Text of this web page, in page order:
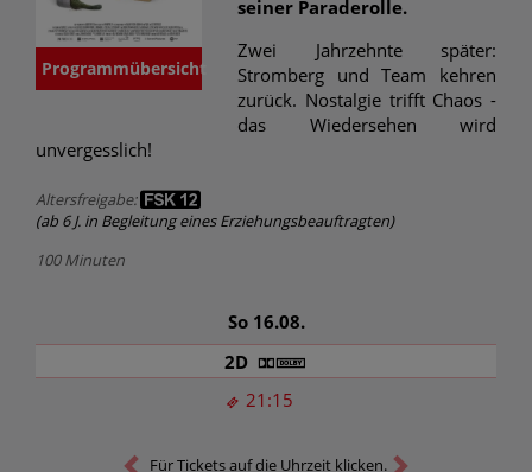
Programmübersicht
seiner Paraderolle.
Zwei Jahrzehnte später:
Stromberg und Team kehren
zurück. Nostalgie trifft Chaos -
das Wiedersehen wird
unvergesslich!
Altersfreigabe:
(ab 6 J. in Begleitung eines Erziehungsbeauftragten)
100 Minuten
So 16.08.
21:15
2D
Für Tickets auf die Uhrzeit klicken.